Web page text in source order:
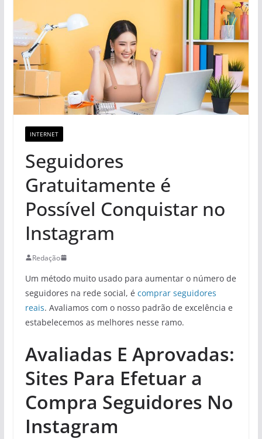
INTERNET
Seguidores
Gratuitamente é
Possível Conquistar no
Instagram
Redação
Um método muito usado para aumentar o número de
seguidores na rede social, é comprar seguidores
reais. Avaliamos com o nosso padrão de excelência e
estabelecemos as melhores nesse ramo.
Avaliadas E Aprovadas:
Sites Para Efetuar a
Compra Seguidores No
Instagram